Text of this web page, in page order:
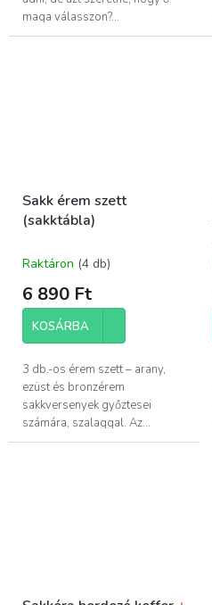
maga válasszon?...
Sakk érem szett
(sakktábla)
Raktáron (4 db)
6 890 Ft
KOSÁRBA
3 db.-os érem szett – arany,
ezüst és bronzérem
sakkversenyek győztesei
számára, szalaggal. Az...